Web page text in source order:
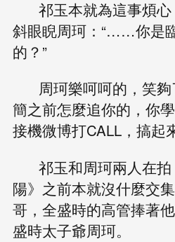
祁玉本就為這事煩心
斜眼睨周珂：“……你是
的？”
周珂樂呵呵的，笑
簡之前怎麼追你的，你
接機微博打CALL，搞起
祁玉和周珂兩人在
陽》之前本就沒什麼交
哥，全盛時的高管捧著
盛時太子爺周珂。